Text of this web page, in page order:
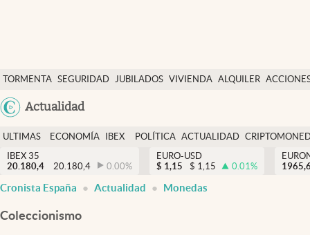
TORMENTA SEGURIDAD JUBILADOS VIVIENDA ALQUILER
USA
Actualidad
Economía y finanzas
Política
Actualidad
Criptomonedas
España
ULTIMAS
NOTICIAS
ECONOMÍA
FINANZAS
IBEX
EURO
POLÍTICA ACTUALIDAD
IBEX 35
20.180,4
20.180,4 0.00%
EURO-USD
$ 1,15 $ 1,15 0.01%
Cronista España Actualidad Monedas
Coleccionismo